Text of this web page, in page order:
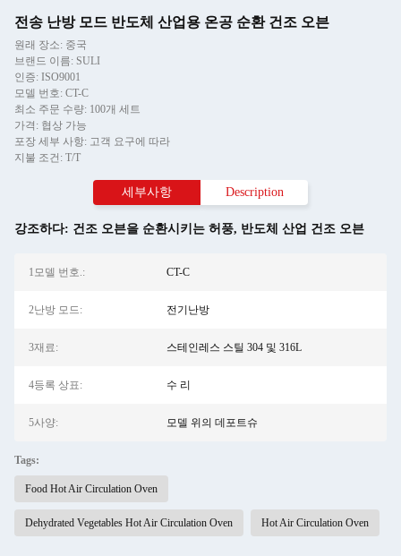
전송 난방 모드 반도체 산업용 온공 순환 건조 오븐
원래 장소: 중국
브랜드 이름: SULI
인증: ISO9001
모델 번호: CT-C
최소 주문 수량: 100개 세트
가격: 협상 가능
포장 세부 사항: 고객 요구에 따라
지불 조건: T/T
세부사항 Description
강조하다: 건조 오븐을 순환시키는 허풍, 반도체 산업 건조 오븐
1모델 번호.: CT-C
2난방 모드: 전기난방
3재료: 스테인레스 스틸 304 및 316L
4등록 상표: 수 리
5사양: 모델 위의 데포트슈
Tags:
Food Hot Air Circulation Oven
Dehydrated Vegetables Hot Air Circulation Oven Hot Air Circulation Oven